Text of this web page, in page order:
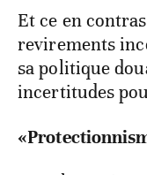
Et ce en
revirements
sa politique
incertitudes